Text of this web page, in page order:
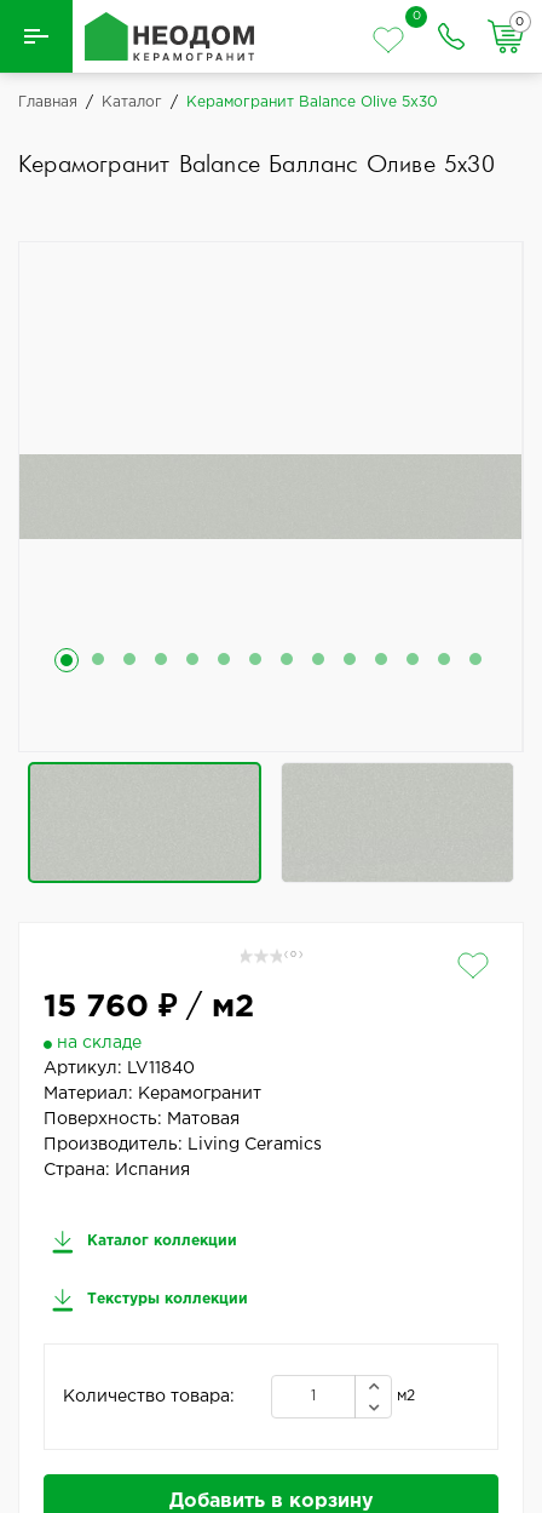
Назад
0
0
Главная / Каталог / Керамогранит Balance Olive 5x30
Керамогранит Balance Балланс Оливе 5x30
( 0 )
15 760 ₽/ м2
на складе
Артикул:
LV11840
Материал: Керамогранит
Поверхность: Матовая
Производитель:
Living Ceramics
Страна: Испания
Каталог коллекции
Текстуры коллекции
Количество товара: м2
Добавить в корзину